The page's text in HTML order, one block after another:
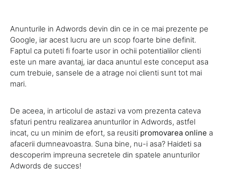
Anunturile in Adwords devin din ce in ce mai prezente pe
Google, iar acest lucru are un scop foarte bine definit.
Faptul ca puteti fi foarte usor in ochii potentialilor clienti
este un mare avantaj, iar daca anuntul este conceput asa
cum trebuie, sansele de a atrage noi clienti sunt tot mai
mari.
De aceea, in articolul de astazi va vom prezenta cateva
sfaturi pentru realizarea anunturilor in Adwords, astfel
incat, cu un minim de efort, sa reusiti promovarea online a
afacerii dumneavoastra. Suna bine, nu-i asa? Haideti sa
descoperim impreuna secretele din spatele anunturilor
Adwords de succes!